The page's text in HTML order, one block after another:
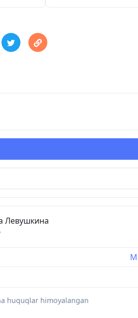
Левушкина
huquqlar himoyalangan